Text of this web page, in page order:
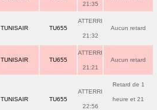
21:35
TUNISAIR TU655
ATTERRI
21:32
Aucun retard
TUNISAIR TU655
ATTERRI
21:21
Aucun retard
TUNISAIR TU655
ATTERRI
22:56
Retard de 1
heure et 21